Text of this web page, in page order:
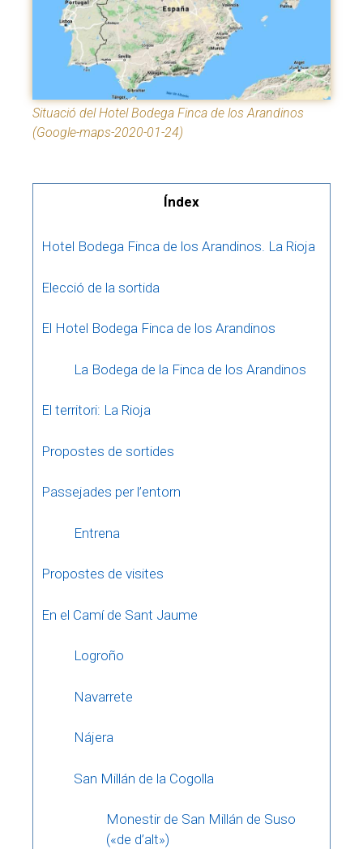
Situació del Hotel Bodega Finca de los Arandinos
(Google-maps-2020-01-24)
Índex
Hotel Bodega Finca de los Arandinos. La Rioja
Elecció de la sortida
El Hotel Bodega Finca de los Arandinos
La Bodega de la Finca de los Arandinos
El territori: La Rioja
Propostes de sortides
Passejades per l’entorn
Entrena
Propostes de visites
En el Camí de Sant Jaume
Logroño
Navarrete
Nájera
San Millán de la Cogolla
Monestir de San Millán de Suso
(«de d’alt»)